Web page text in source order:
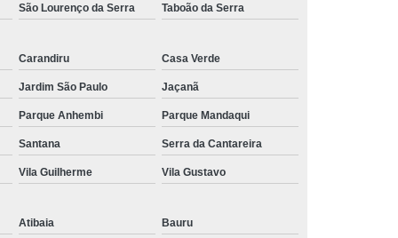
São Lourenço da Serra Taboão da Serra
Carandiru Casa Verde
Jardim São Paulo Jaçanã
Parque Anhembi Parque Mandaqui
Santana Serra da Cantareira
Vila Guilherme Vila Gustavo
Atibaia Bauru